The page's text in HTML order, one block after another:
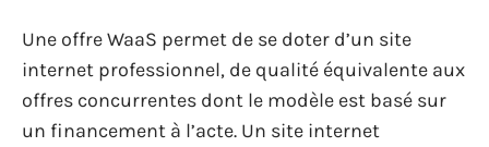
Une offre WaaS permet de se doter d’un site
internet professionnel, de qualité équivalente aux
offres concurrentes dont le modèle est basé sur
un financement à l’acte. Un site internet